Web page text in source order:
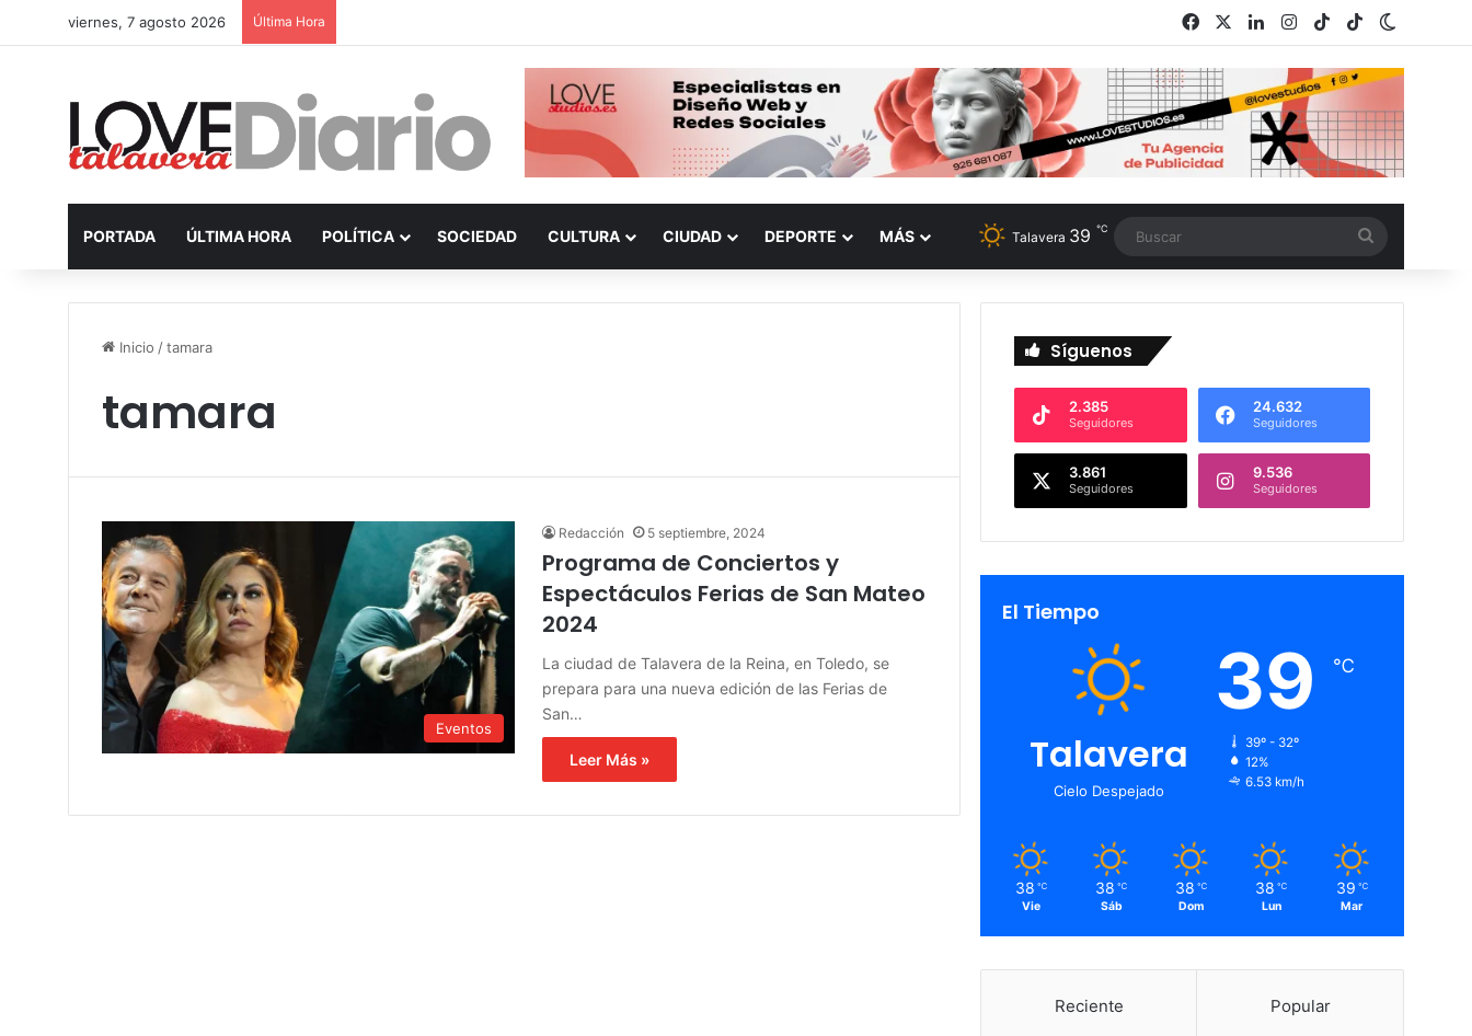
viernes, 7 agosto 2026 Última Hora Facebook LinkedInInstagram
TikTokRSS
PORTADA ÚLTIMA HORA POLÍTICA SOCIEDAD CULTURA CIUDAD DEPORTE MÁS Talavera 39 ℃
Inicio /tamara
tamara
Eventos
Redacción 5 septiembre, 2024
Programa de Conciertos y
Espectáculos Ferias de San Mateo
2024
La ciudad de Talavera de la Reina, en Toledo, se
prepara para una nueva edición de las Ferias de
San…
Leer Más »
Síguenos
2.385
Seguidores
24.632
Seguidores
3.861
Seguidores
9.536
Seguidores
El Tiempo
Talavera
Cielo Despejado
39 ℃
39º - 32º
12%
6.53 km/h
38 ℃
Vie
38 ℃
Sáb
38 ℃
Dom
38 ℃
Lun
39 ℃
Mar
Reciente Popular